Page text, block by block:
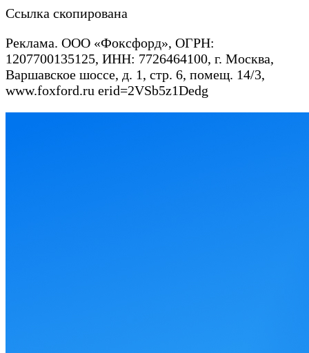
Ссылка скопирована
Реклама. ООО «Фоксфорд», ОГРН:
1207700135125, ИНН: 7726464100, г. Москва,
Варшавское шоссе, д. 1, стр. 6, помещ. 14/3,
www.foxford.ru erid=2VSb5z1Dedg